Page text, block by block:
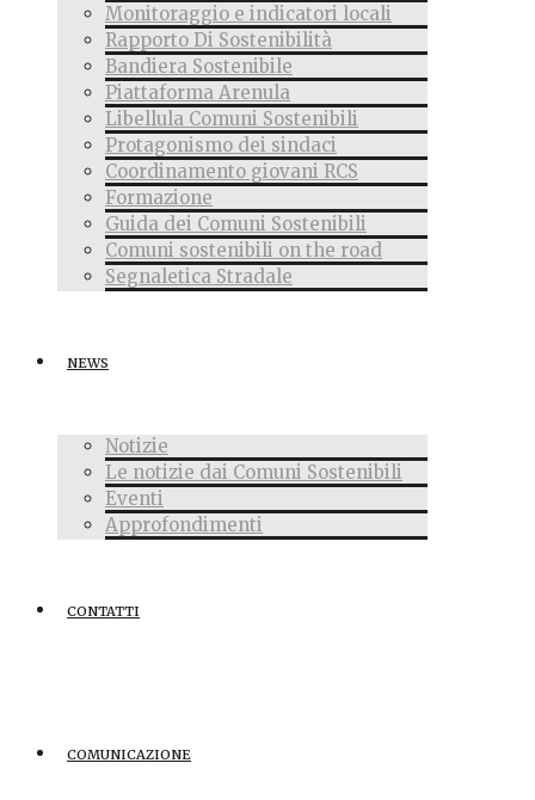
Monitoraggio e indicatori locali
Rapporto Di Sostenibilità
Bandiera Sostenibile
Piattaforma Arenula
Libellula Comuni Sostenibili
Protagonismo dei sindaci
Coordinamento giovani RCS
Formazione
Guida dei Comuni Sostenibili
Comuni sostenibili on the road
Segnaletica Stradale
NEWS
Notizie
Le notizie dai Comuni Sostenibili
Eventi
Approfondimenti
CONTATTI
COMUNICAZIONE